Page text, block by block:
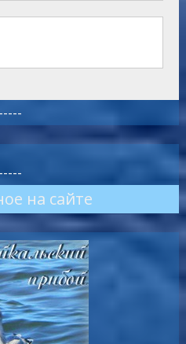
-----
-----
на сайте